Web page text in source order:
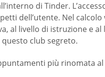
di Tinder.
dell’utente. Nel
al livello di istruzione e al
club segreto.
più rinomata